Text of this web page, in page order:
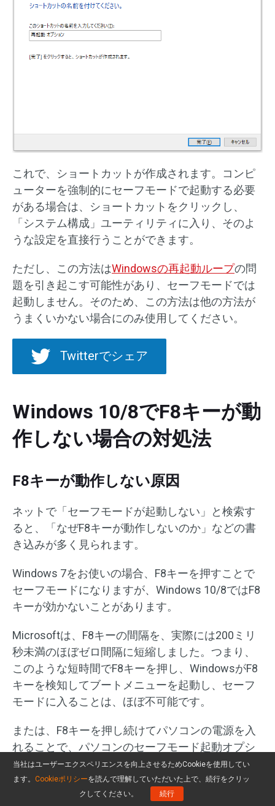
これで、ショートカットが作成されます。コンピ
ューターを強制的にセーフモードで起動する必要
がある場合は、ショートカットをクリックし、
「システム構成」ユーティリティに入り、そのよ
うな設定を直接行うことができます。
ただし、この方法はWindowsの再起動ループの問
題を引き起こす可能性があり、セーフモードでは
起動しません。そのため、この方法は他の方法が
うまくいかない場合にのみ使用してください。
Twitterでシェア
Windows 10/8でF8キーが動
作しない場合の対処法
F8キーが動作しない原因
ネットで「セーフモードが起動しない」と検索す
ると、「なぜF8キーが動作しないのか」などの書
き込みが多く見られます。
Windows 7をお使いの場合、F8キーを押すことで
セーフモードになりますが、Windows 10/8ではF8
キーが効かないことがあります。
Microsoftは、F8キーの間隔を、実際には200ミリ
秒未満のほぼゼロ間隔に短縮しました。つまり、
このような短時間でF8キーを押し、WindowsがF8
キーを検知してブートメニューを起動し、セーフ
モードに入ることは、ほぼ不可能です。
または、F8キーを押し続けてパソコンの電源を入
れることで、パソコンのセーフモード起動オプシ
ョンをオンにできる場合もありますが、一般的に
は、Windows 10/8より高速に起動することはでき
当社はユーザーエクスペリエンスを向上させるためCookieを使用してい
ます。 Cookieポリシーを読んで理解していただいた上で、続行をクリッ
クしてください。
続行